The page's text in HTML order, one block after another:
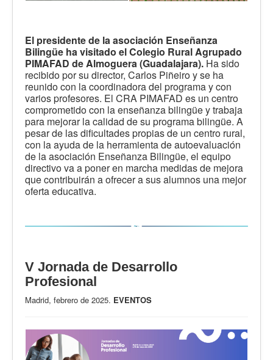
El presidente de la asociación Enseñanza
Bilingüe ha visitado el Colegio Rural Agrupado
PIMAFAD de Almoguera (Guadalajara). Ha sido
recibido por su director, Carlos Piñeiro y se ha
reunido con la coordinadora del programa y con
varios profesores. El CRA PIMAFAD es un centro
comprometido con la enseñanza bilingüe y trabaja
para mejorar la calidad de su programa bilingüe. A
pesar de las dificultades propias de un centro rural,
con la ayuda de la herramienta de autoevaluación
de la asociación Enseñanza Bilingüe, el equipo
directivo va a poner en marcha medidas de mejora
que contribuirán a ofrecer a sus alumnos una mejor
oferta educativa.
V Jornada de Desarrollo
Profesional
Madrid, febrero de 2025. EVENTOS